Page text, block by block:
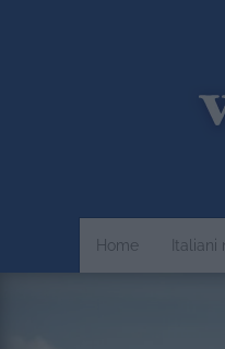
Home Italiani